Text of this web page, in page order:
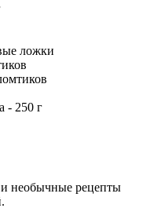
ложки
- 250 г
и необычные рецепты